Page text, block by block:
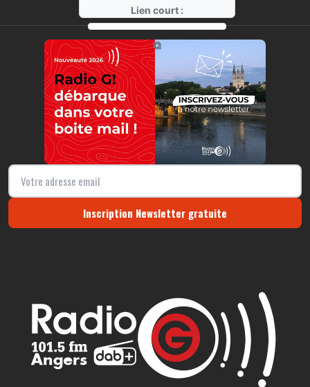
Lien court :
https://radio-g.fr?16075
⧉
Inscription Newsletter gratuite